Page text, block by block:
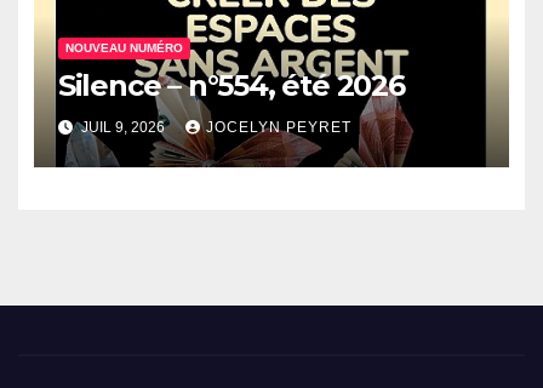
NOUVEAU NUMÉRO
Silence – n°554, été 2026
JUIL 9, 2026 JOCELYN PEYRET